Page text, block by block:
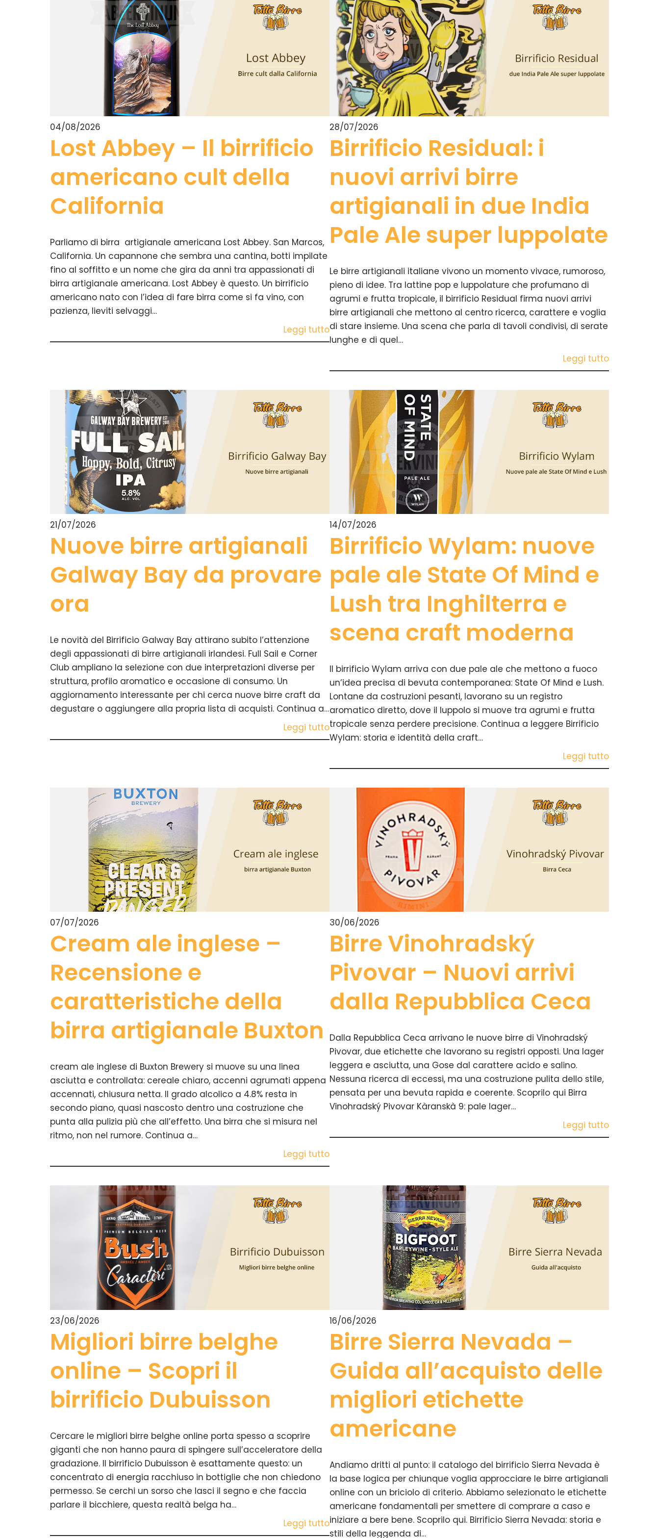
04/08/2026
Lost Abbey – Il birrificio
americano cult della
California
Parliamo di birra artigianale americana Lost Abbey. San Marcos,
California. Un capannone che sembra una cantina, botti impilate
fino al soffitto e un nome che gira da anni tra appassionati di
birra artigianale americana. Lost Abbey è questo. Un birrificio
americano nato con l’idea di fare birra come si fa vino, con
pazienza, lieviti selvaggi…
Leggi tutto
28/07/2026
Birrificio Residual: i
nuovi arrivi birre
artigianali in due India
Pale Ale super luppolate
Le birre artigianali italiane vivono un momento vivace, rumoroso,
pieno di idee. Tra lattine pop e luppolature che profumano di
agrumi e frutta tropicale, il birrificio Residual firma nuovi arrivi
birre artigianali che mettono al centro ricerca, carattere e voglia
di stare insieme. Una scena che parla di tavoli condivisi, di serate
lunghe e di quel…
Leggi tutto
21/07/2026
Nuove birre artigianali
Galway Bay da provare
ora
Le novità del Birrificio Galway Bay attirano subito l’attenzione
degli appassionati di birre artigianali irlandesi. Full Sail e Corner
Club ampliano la selezione con due interpretazioni diverse per
struttura, profilo aromatico e occasione di consumo. Un
aggiornamento interessante per chi cerca nuove birre craft da
degustare o aggiungere alla propria lista di acquisti. Continua a…
Leggi tutto
14/07/2026
Birrificio Wylam: nuove
pale ale State Of Mind e
Lush tra Inghilterra e
scena craft moderna
Il birrificio Wylam arriva con due pale ale che mettono a fuoco
un’idea precisa di bevuta contemporanea: State Of Mind e Lush.
Lontane da costruzioni pesanti, lavorano su un registro
aromatico diretto, dove il luppolo si muove tra agrumi e frutta
tropicale senza perdere precisione. Continua a leggere Birrificio
Wylam: storia e identità della craft…
Leggi tutto
07/07/2026
Cream ale inglese –
Recensione e
caratteristiche della
birra artigianale Buxton
cream ale inglese di Buxton Brewery si muove su una linea
asciutta e controllata: cereale chiaro, accenni agrumati appena
accennati, chiusura netta. Il grado alcolico a 4.8% resta in
secondo piano, quasi nascosto dentro una costruzione che
punta alla pulizia più che all’effetto. Una birra che si misura nel
ritmo, non nel rumore. Continua a…
Leggi tutto
30/06/2026
Birre Vinohradský
Pivovar – Nuovi arrivi
dalla Repubblica Ceca
Dalla Repubblica Ceca arrivano le nuove birre di Vinohradský
Pivovar, due etichette che lavorano su registri opposti. Una lager
leggera e asciutta, una Gose dal carattere acido e salino.
Nessuna ricerca di eccessi, ma una costruzione pulita dello stile,
pensata per una bevuta rapida e coerente. Scoprilo qui Birra
Vinohradský Pivovar Kàranskà 9: pale lager…
Leggi tutto
23/06/2026
Migliori birre belghe
online – Scopri il
birrificio Dubuisson
Cercare le migliori birre belghe online porta spesso a scoprire
giganti che non hanno paura di spingere sull’acceleratore della
gradazione. Il birrificio Dubuisson è esattamente questo: un
concentrato di energia racchiuso in bottiglie che non chiedono
permesso. Se cerchi un sorso che lasci il segno e che faccia
parlare il bicchiere, questa realtà belga ha…
Leggi tutto
16/06/2026
Birre Sierra Nevada –
Guida all’acquisto delle
migliori etichette
americane
Andiamo dritti al punto: il catalogo del birrificio Sierra Nevada è
la base logica per chiunque voglia approcciare le birre artigianali
online con un briciolo di criterio. Abbiamo selezionato le etichette
americane fondamentali per smettere di comprare a caso e
iniziare a bere bene. Scoprilo qui. Birrificio Sierra Nevada: storia e
stili della leggenda di…